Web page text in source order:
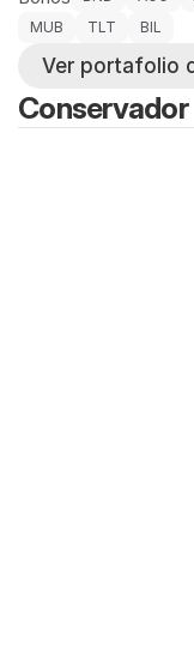
MUB
TLT BIL
Ver portafolio
Conservador